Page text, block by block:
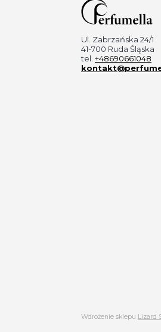
Ul. Zabrzańska 24/1
41-700 Ruda Śląska
tel. +48690661048
Wdrożenie sklepu Lizard